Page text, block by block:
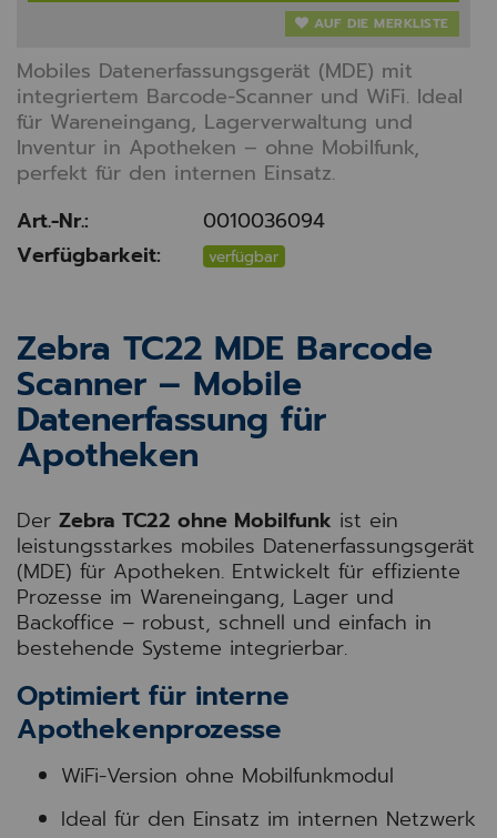
AUF DIE MERKLISTE
Mobiles Datenerfassungsgerät (MDE) mit
integriertem Barcode-Scanner und WiFi. Ideal
für Wareneingang, Lagerverwaltung und
Inventur in Apotheken – ohne Mobilfunk,
perfekt für den internen Einsatz.
Art.-Nr.:
0010036094
Verfügbarkeit:
verfügbar
Zebra TC22 MDE Barcode
Scanner – Mobile
Datenerfassung für
Apotheken
DerZebra TC22 ohne Mobilfunk ist ein
leistungsstarkes mobiles Datenerfassungsgerät
(MDE) für Apotheken. Entwickelt für effiziente
Prozesse im Wareneingang, Lager und
Backoffice – robust, schnell und einfach in
bestehende Systeme integrierbar.
Optimiert für interne
Apothekenprozesse
WiFi-Version ohne Mobilfunkmodul
Ideal für den Einsatz im internen Netzwerk